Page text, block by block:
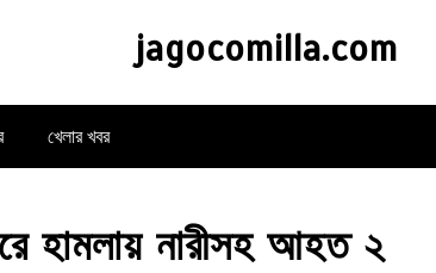
jagocomilla.com
খেলার খবর
হামলায় নারীসহ আহত ২